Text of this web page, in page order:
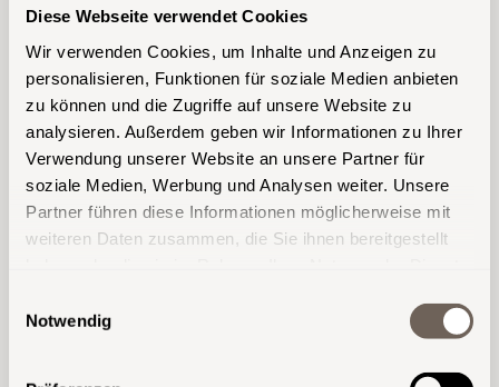
Diese Webseite verwendet Cookies
Wir verwenden Cookies, um Inhalte und Anzeigen zu
personalisieren, Funktionen für soziale Medien anbieten
zu können und die Zugriffe auf unsere Website zu
analysieren. Außerdem geben wir Informationen zu Ihrer
Verwendung unserer Website an unsere Partner für
soziale Medien, Werbung und Analysen weiter. Unsere
Partner führen diese Informationen möglicherweise mit
weiteren Daten zusammen, die Sie ihnen bereitgestellt
Notwendig
earum tenetur explicabo
labore cupiditate nam repellat
ducimus voluptatem.
Aut in quisquam veniam aut. Quae
consequuntur culpa. Qui ea adipisci optio
cumque temporibus omnis. Quia quo est est
nisi possimus non. Facilis qui maiores quia et
Repellat vel ipsa modi. Tenetur ducimus et